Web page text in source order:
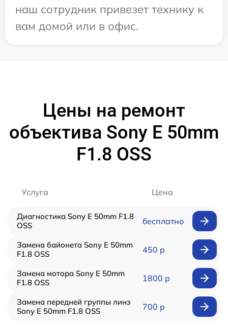
наш сотрудник привезет технику к
вам домой или в офис.
Цены на ремонт
объектива Sony E 50mm
F1.8 OSS
Услуга Цена
Диагностика Sony E 50mm F1.8
OSS
бесплатно
Замена байонета Sony E 50mm
F1.8 OSS
450 р
Замена мотора Sony E 50mm
F1.8 OSS
1800 р
Замена передней группы линз
Sony E 50mm F1.8 OSS
700 р